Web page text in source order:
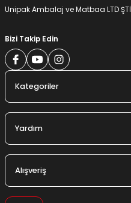
Unipak Ambalaj ve Matbaa LTD ŞTİ
Bizi Takip Edin
Kategoriler
Yardım
Alışveriş